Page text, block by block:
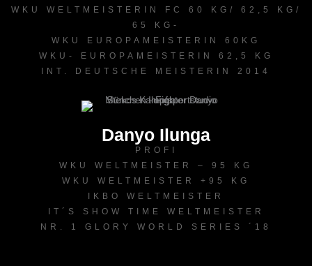
WKU WELTMEISTERIN FC 60 KG/ 62,5 KG/
65 KG-
WKU EUROPAMEISTERIN 60KG
WKU- EUROPAMEISTERIN 62,5 KG
INT. DEUTSCHE MEISTERIN 2014
Danyo Ilunga
PROFI
WKU WELTMEISTER – 95 KG
WKU WELTMEISTER +95 KG
IKBO WELTMEISTER
IT´S SHOW TIME WELTMEISTER
NR. 1 GLORY WORLD SERIES ´18